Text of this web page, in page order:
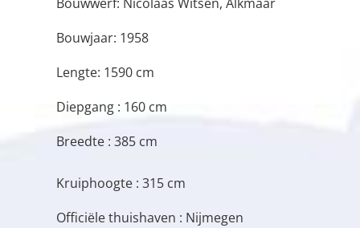
Bouwjaar: 1958
Lengte: 1590 cm
Diepgang : 160 cm
Breedte : 385 cm
Kruiphoogte : 315 cm
Officiële thuishaven : Nijmegen